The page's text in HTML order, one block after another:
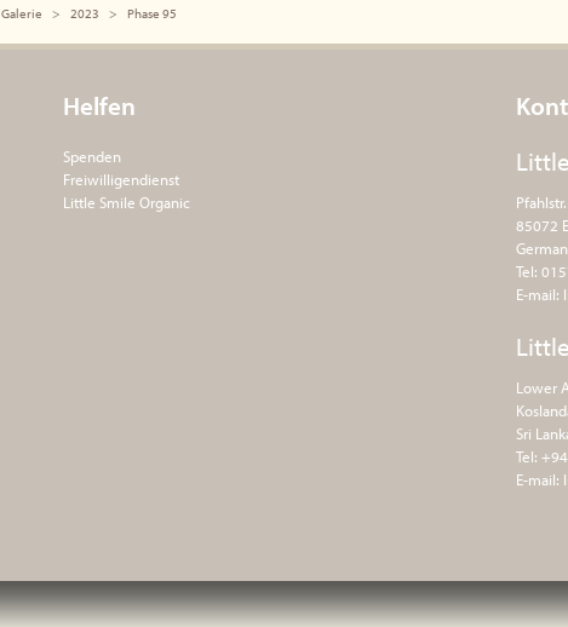
Galerie 2023 Phase 95
Helfen
Spenden
Freiwilligendienst
Little Smile Organic
85072
Tel:
E-mail:
Lower
Sri
Tel:
E-mail: